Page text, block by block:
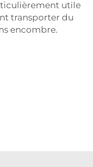
utile
transporter du
encombre.